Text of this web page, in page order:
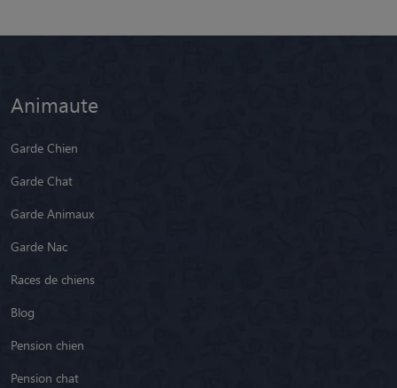
Animaute
Garde Chien
Garde Chat
Garde Animaux
Garde Nac
Races de chiens
Blog
Pension chien
Pension chat